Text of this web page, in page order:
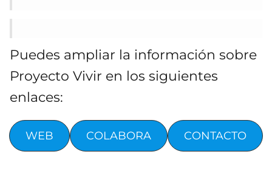
Puedes ampliar la información sobre
Proyecto Vivir en los siguientes
enlaces:
WEB COLABORA CONTACTO